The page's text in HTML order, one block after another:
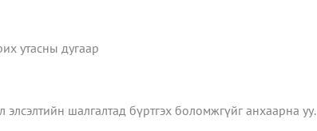
утасны дугаар
шалгалтад бүртгэх боломжгүйг анхаарна уу.